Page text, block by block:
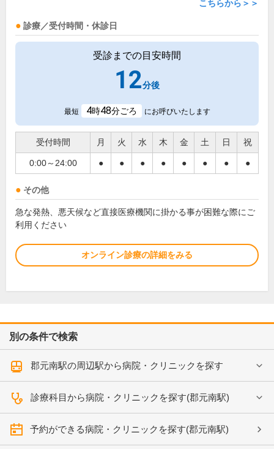
こちらから＞＞
診療／受付時間・休診日
受診までの目安時間
12分後
最短 4時48分ごろ にお呼びいたします
受付時間 月 火 水 木 金 土 日 祝
0:00～24:00 ● ● ● ● ● ● ● ●
その他
急な発熱、悪天候など直接医療機関に掛かる事が困難な際にご
利用ください
オンライン診療の詳細をみる
別の条件で検索
郡元南駅の周辺駅から病院・クリニックを探す
診療科目から病院・クリニックを探す(郡元南駅)
予約ができる病院・クリニックを探す(郡元南駅)